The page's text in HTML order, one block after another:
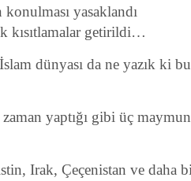
yasaklandı
kısıtlamalar getirildi…
dünyası da ne yazık ki
yaptığı gibi üç
Irak, Çeçenistan ve daha